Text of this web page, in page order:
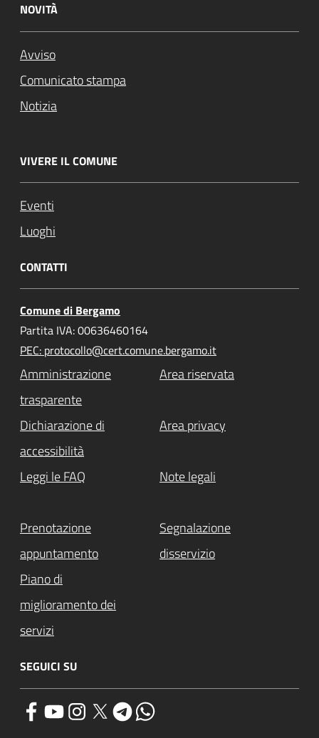
NOVITÀ
Avviso
Comunicato stampa
Notizia
VIVERE IL COMUNE
Eventi
Luoghi
CONTATTI
Comune di Bergamo
Partita IVA: 00636460164
PEC: protocollo@cert.comune.bergamo.it
Amministrazione
trasparente
Area riservata
Dichiarazione di
accessibilità
Area privacy
Leggi le FAQ Note legali
Prenotazione
appuntamento
Segnalazione
disservizio
Piano di
miglioramento dei
servizi
SEGUICI SU